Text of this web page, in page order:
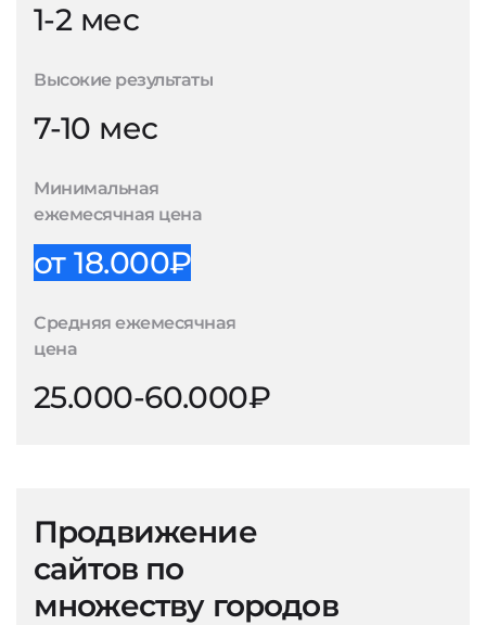
1-2 мес
Высокие результаты
7-10 мес
Минимальная
ежемесячная цена
от 18.000₽
Средняя ежемесячная
цена
25.000-60.000₽
Продвижение
сайтов по
множеству городов